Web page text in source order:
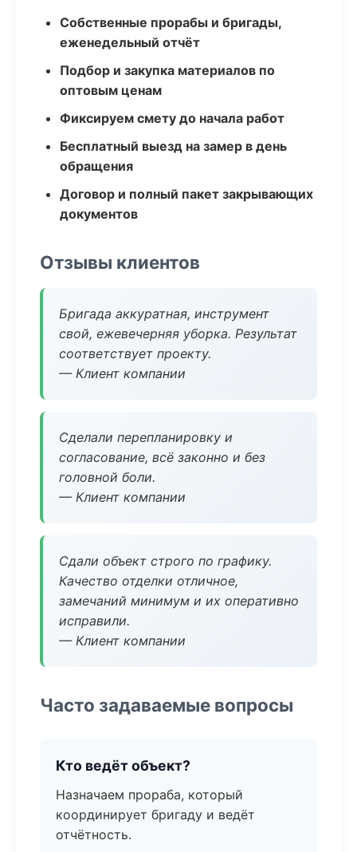
Собственные прорабы и бригады,
еженедельный отчёт
Подбор и закупка материалов по
оптовым ценам
Фиксируем смету до начала работ
Бесплатный выезд на замер в день
обращения
Договор и полный пакет закрывающих
документов
Отзывы клиентов
Бригада аккуратная, инструмент
свой, ежевечерняя уборка. Результат
соответствует проекту.
— Клиент компании
Сделали перепланировку и
согласование, всё законно и без
головной боли.
— Клиент компании
Сдали объект строго по графику.
Качество отделки отличное,
замечаний минимум и их оперативно
исправили.
— Клиент компании
Часто задаваемые вопросы
Кто ведёт объект?
Назначаем прораба, который
координирует бригаду и ведёт
отчётность.